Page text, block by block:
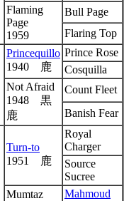
Flaming
Page
1959
Bull Page
Flaring Top
Princequillo
1940 鹿
Prince Rose
Cosquilla
Not Afraid
1948 黒
鹿
Count Fleet
Banish Fear
Turn-to
1951 鹿
Royal
Charger
Source
Sucree
Mumtaz
Mahmoud